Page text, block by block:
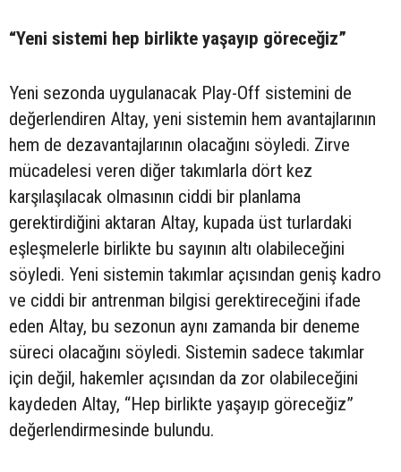
“Yeni sistemi hep birlikte yaşayıp göreceğiz”
Yeni sezonda uygulanacak Play-Off sistemini de
değerlendiren Altay, yeni sistemin hem avantajlarının
hem de dezavantajlarının olacağını söyledi. Zirve
mücadelesi veren diğer takımlarla dört kez
karşılaşılacak olmasının ciddi bir planlama
gerektirdiğini aktaran Altay, kupada üst turlardaki
eşleşmelerle birlikte bu sayının altı olabileceğini
söyledi. Yeni sistemin takımlar açısından geniş kadro
ve ciddi bir antrenman bilgisi gerektireceğini ifade
eden Altay, bu sezonun aynı zamanda bir deneme
süreci olacağını söyledi. Sistemin sadece takımlar
için değil, hakemler açısından da zor olabileceğini
kaydeden Altay, “Hep birlikte yaşayıp göreceğiz”
değerlendirmesinde bulundu.